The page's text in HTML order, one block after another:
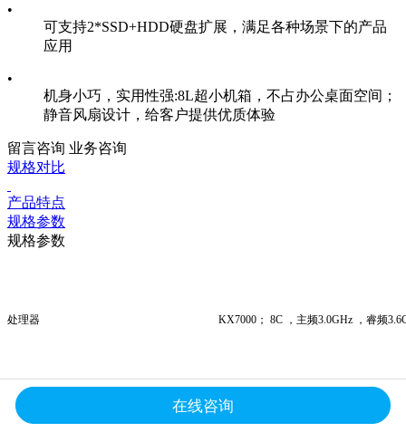
•
可支持2*SSD+HDD硬盘扩展，满足各种场景下的产品
应用
•
机身小巧，实用性强:8L超小机箱，不占办公桌面空间；
静音风扇设计，给客户提供优质体验
留言咨询 业务咨询
规格对比
产品特点
规格参数
规格参数
处理器 KX7000； 8C ，主频3.0GHz ，睿频3.6
显卡 集显/可选配独显
在线咨询